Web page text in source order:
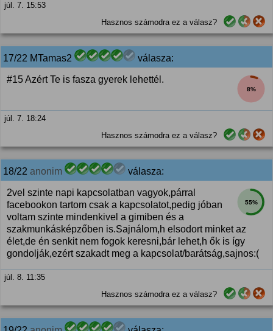
júl. 7. 15:53
Hasznos számodra ez a válasz?
17/22 MTamas2 válasza:
8%
#15 Azért Te is fasza gyerek lehettél.
júl. 7. 18:24
Hasznos számodra ez a válasz?
18/22 anonim válasza:
55%
2vel szinte napi kapcsolatban vagyok,párral
facebookon tartom csak a kapcsolatot,pedig jóban
voltam szinte mindenkivel a gimiben és a
szakmunkásképzőben is.Sajnálom,h elsodort minket az
élet,de én senkit nem fogok keresni,bár lehet,h ők is így
gondolják,ezért szakadt meg a kapcsolat/barátság,sajnos:(
júl. 8. 11:35
Hasznos számodra ez a válasz?